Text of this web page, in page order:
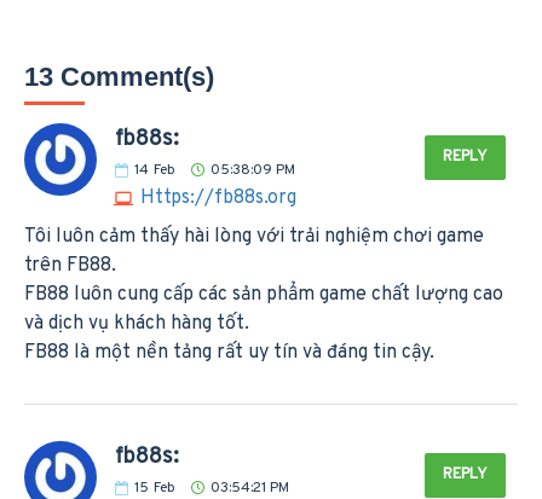
13 Comment(s)
fb88s:
14 Feb 05:38:09 PM
Https://fb88s.org
REPLY
Tôi luôn cảm thấy hài lòng với trải nghiệm chơi game
trên FB88.
FB88 luôn cung cấp các sản phẩm game chất lượng cao
và dịch vụ khách hàng tốt.
FB88 là một nền tảng rất uy tín và đáng tin cậy.
fb88s:
15 Feb 03:54:21 PM
REPLY